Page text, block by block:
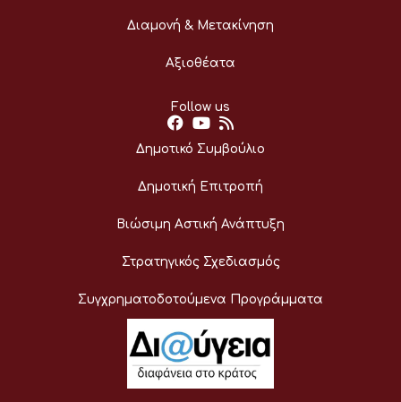
Διαμονή & Μετακίνηση
Αξιοθέατα
Follow us
Δημοτικό Συμβούλιο
Δημοτική Επιτροπή
Βιώσιμη Αστική Ανάπτυξη
Στρατηγικός Σχεδιασμός
Συγχρηματοδοτούμενα Προγράμματα